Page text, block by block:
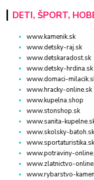
DETI, ŠPORT,
www.kamenik.sk
www.detsky-raj.sk
www.detskaradost.sk
www.detsky-hrdina.sk
www.domaci-
www.hracky-online.sk
www.kupelna.shop
www.stonshop.sk
www.sanita-
www.skolsky-
www.potraviny-
www.zlatnictvo-
www.rybarstvo-